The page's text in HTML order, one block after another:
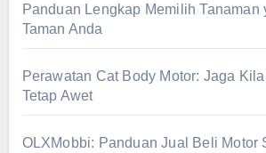
Panduan Lengkap Memilih Tanaman
Taman Anda
Perawatan Cat Body Motor: Jaga
Tetap Awet
OLXMobbi: Panduan Jual Beli Motor